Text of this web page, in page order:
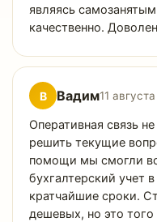
являясь
качественно.
В Вадим11
Оперативная связь
решить текущие
помощи мы смогли
бухгалтерский учет
кратчайшие сроки.
дешевых, но это того